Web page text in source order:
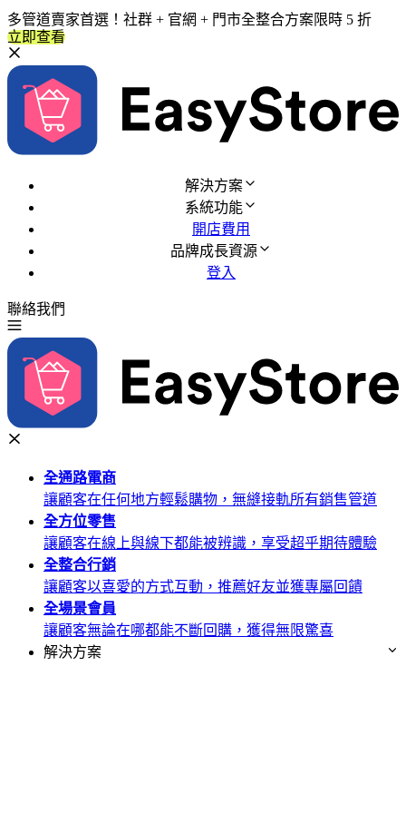
多管道賣家首選！社群 + 官網 + 門市全整合方案限時 5 折
立即查看
解決方案
系統功能
開店費用
品牌成長資源
登入
聯絡我們
全通路電商
讓顧客在任何地方輕鬆購物，無縫接軌所有銷售管道
全方位零售
讓顧客在線上與線下都能被辨識，享受超乎期待體驗
全整合行銷
讓顧客以喜愛的方式互動，推薦好友並獲專屬回饋
全場景會員
讓顧客無論在哪都能不斷回購，獲得無限驚喜
解決方案